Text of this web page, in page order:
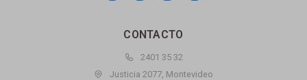
CONTACTO
2401 35 32
Justicia 2077, Montevideo